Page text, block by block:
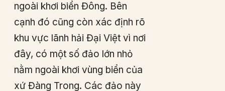
ngoài khơi biển Đông. Bên
cạnh đó cũng còn xác định rõ
khu vực lãnh hải Đại Việt vì nơi
đây, có một số đảo lớn nhỏ
nằm ngoài khơi vùng biển của
xứ Đàng Trong. Các đảo này